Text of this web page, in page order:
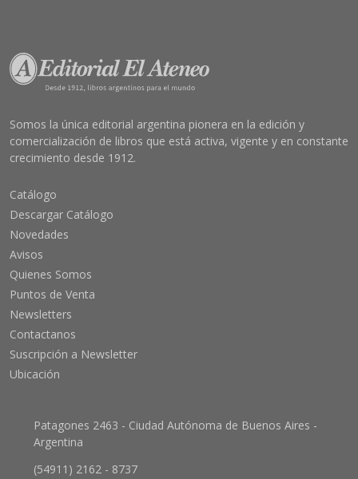
Somos la única editorial argentina pionera en la edición y
comercialización de libros que está activa, vigente y en constante
crecimiento desde 1912.
Catálogo
Descargar Catálogo
Novedades
Avisos
Quienes Somos
Puntos de Venta
Newsletters
Contactanos
Suscripción a Newsletter
Ubicación
Patagones 2463 - Ciudad Autónoma de Buenos Aires -
Argentina
(54911) 2162 - 8737